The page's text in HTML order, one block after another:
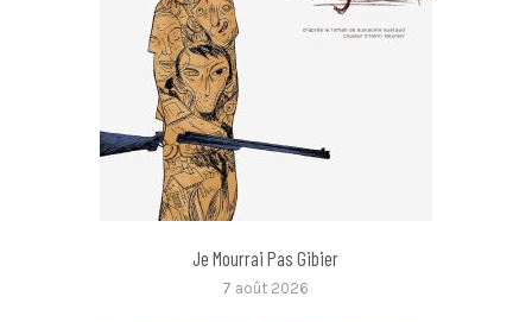
Je Mourrai Pas Gibier
7 août 2026